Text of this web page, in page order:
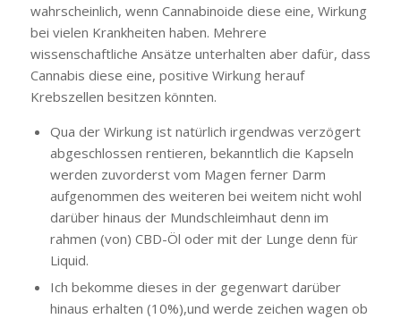
wahrscheinlich, wenn Cannabinoide diese eine, Wirkung
bei vielen Krankheiten haben. Mehrere
wissenschaftliche Ansätze unterhalten aber dafür, dass
Cannabis diese eine, positive Wirkung herauf
Krebszellen besitzen könnten.
Qua der Wirkung ist natürlich irgendwas verzögert
abgeschlossen rentieren, bekanntlich die Kapseln
werden zuvorderst vom Magen ferner Darm
aufgenommen des weiteren bei weitem nicht wohl
darüber hinaus der Mundschleimhaut denn im
rahmen (von) CBD-Öl oder mit der Lunge denn für
Liquid.
Ich bekomme dieses in der gegenwart darüber
hinaus erhalten (10%),und werde zeichen wagen ob